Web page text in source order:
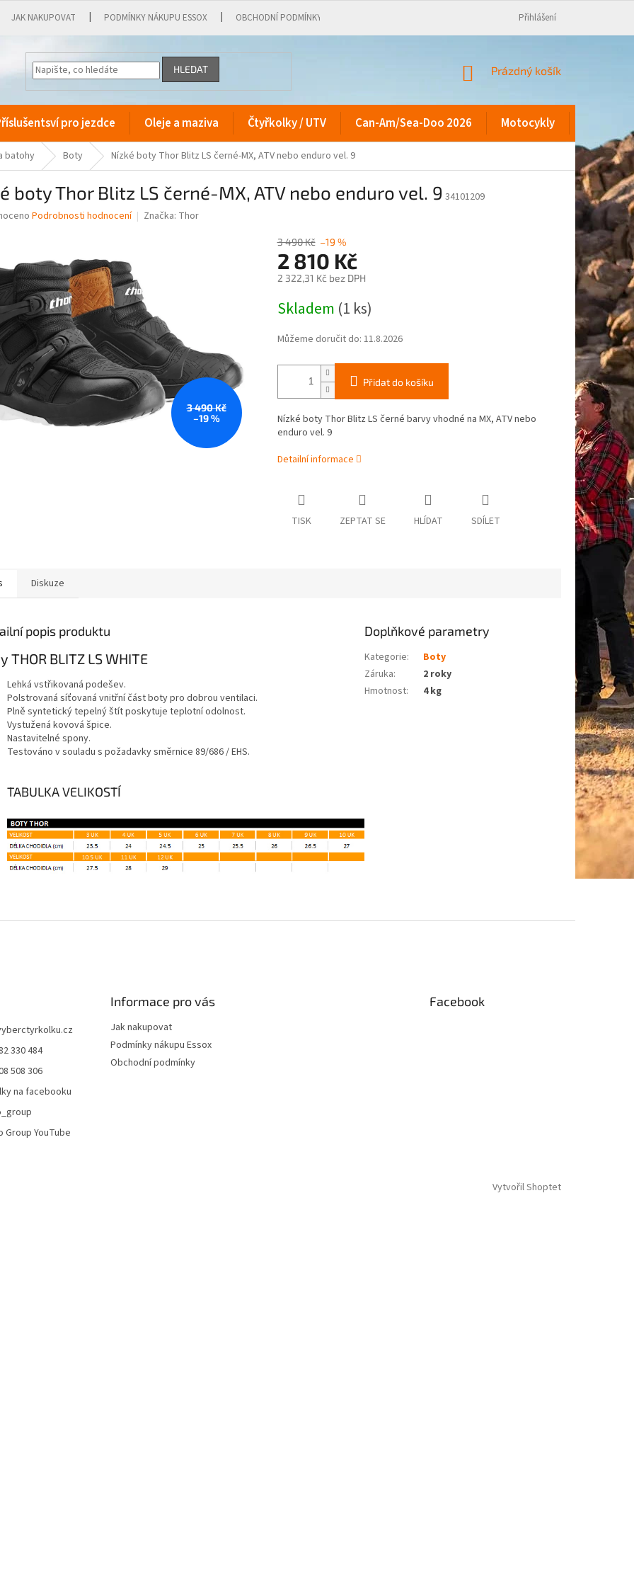
JAK NAKUPOVAT PODMÍNKY NÁKUPU ESSOX OBCHODNÍ PODMÍNKY Přihlášení
HLEDAT
NÁKUPNÍ
Prázdný košík
pro jezdce Oleje a maziva Čtyřkolky / UTV Can-Am/Sea-Doo 2026 Motocykly
batohy Boty Nízké boty Thor Blitz LS černé-MX, ATV nebo enduro vel. 9
boty Thor Blitz LS černé-MX, ATV nebo enduro vel. 9 34101209
Podrobnosti hodnocení Značka: Thor
3 490 Kč
–19 %
3 490 Kč –19 %
2 810 Kč
2 322,31 Kč bez DPH
cena:
Skladem (1 ks)
Můžeme doručit do: 11.8.2026
Přidat do košíku
Nízké boty Thor Blitz LS černé barvy vhodné na MX, ATV nebo
enduro vel. 9
Detailní informace
TISK ZEPTAT SE HLÍDAT SDÍLET
Diskuze
popis produktu
THOR BLITZ LS WHITE
Lehká vstřikovaná podešev.
Polstrovaná síťovaná vnitřní část boty pro dobrou ventilaci.
Plně syntetický tepelný štít poskytuje teplotní odolnost.
Vystužená kovová špice.
Nastavitelné spony.
Testováno v souladu s požadavky směrnice 89/686 / EHS.
TABULKA VELIKOSTÍ
Doplňkové parametry
Kategorie:
Boty
Záruka:
2 roky
Hmotnost: 4 kg
330 484
508 306
na facebooku
Group YouTube
Informace pro vás
Jak nakupovat
Podmínky nákupu Essox
Obchodní podmínky
Facebook
Vytvořil Shoptet